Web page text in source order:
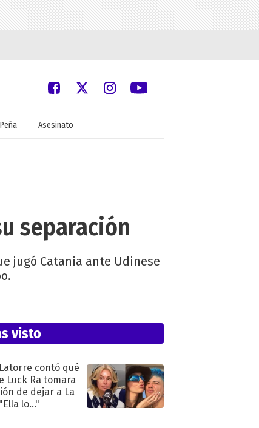
Asesinato
separación
jugó Catania ante Udinese
visto
contó qué
Luck Ra tomara
de dejar a La
lo..."